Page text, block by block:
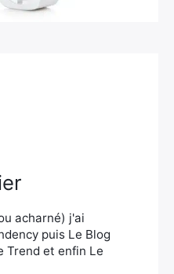
acharné) j'ai
puis Le Blog
Trend et enfin Le